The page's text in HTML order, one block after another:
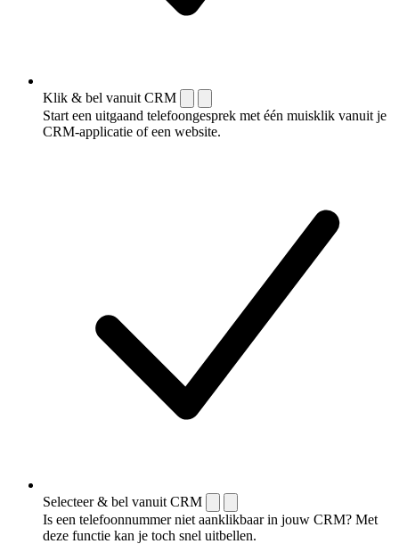
Klik & bel vanuit CRM
Start een uitgaand telefoongesprek met één muisklik vanuit je
CRM-applicatie of een website.
Selecteer & bel vanuit CRM
Is een telefoonnummer niet aanklikbaar in jouw CRM? Met
deze functie kan je toch snel uitbellen.